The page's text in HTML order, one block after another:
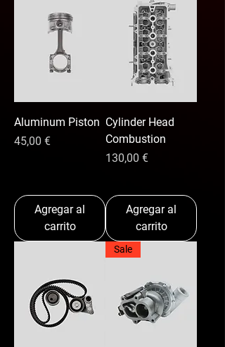
Aluminum Piston
Precio
45,00 €
Agregar al
carrito
Cylinder Head
Combustion
Precio
130,00 €
Agregar al
carrito
Sale